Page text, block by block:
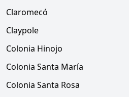
Claromecó
Claypole
Colonia Hinojo
Colonia Santa María
Colonia Santa Rosa